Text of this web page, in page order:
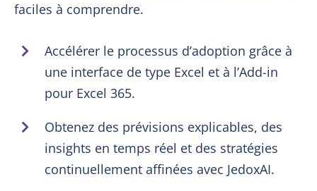
faciles à comprendre.
Accélérer le processus d’adoption grâce à
une interface de type Excel et à l’Add-in
pour Excel 365.
Obtenez des prévisions explicables, des
insights en temps réel et des stratégies
continuellement affinées avec JedoxAI.